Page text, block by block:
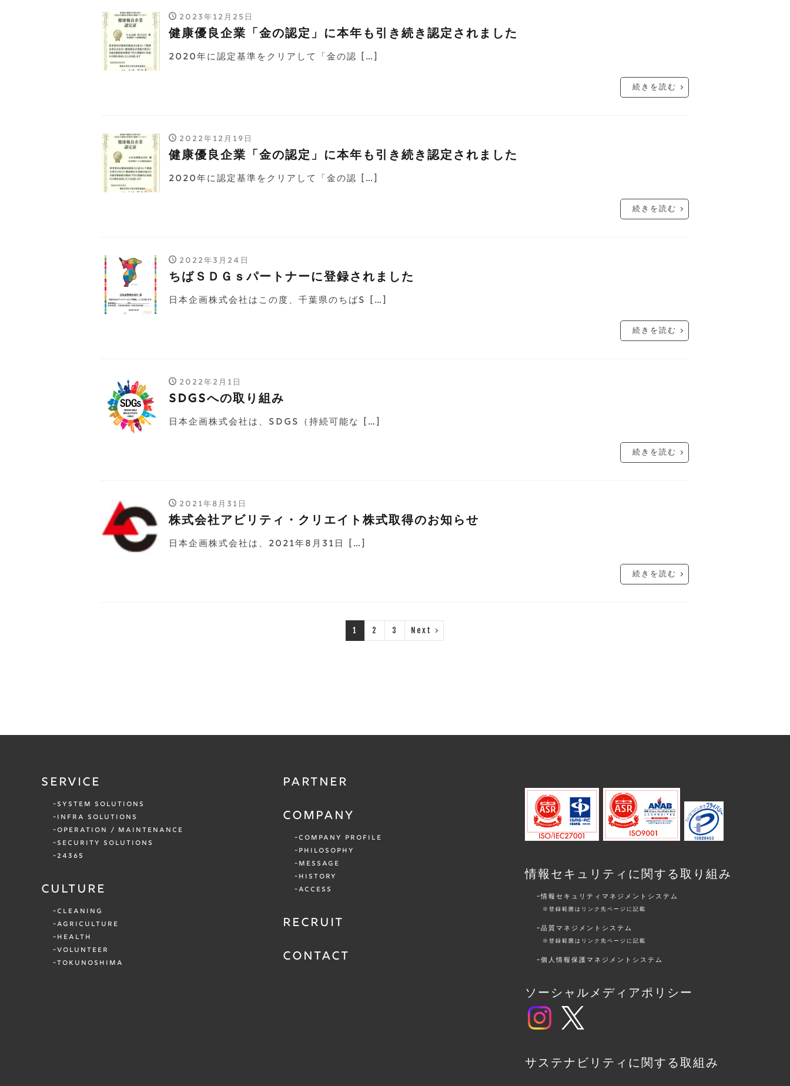
2023年12月25日
健康優良企業「金の認定」に本年も引き続き認定されました
2020年に認定基準をクリアして「金の認 […]
続きを読む
2022年12月19日
健康優良企業「金の認定」に本年も引き続き認定されました
2020年に認定基準をクリアして「金の認 […]
続きを読む
2022年3月24日
ちばＳＤＧｓパートナーに登録されました
日本企画株式会社はこの度、千葉県のちばS […]
続きを読む
2022年2月1日
SDGsへの取り組み
日本企画株式会社は、SDGs（持続可能な […]
続きを読む
2021年8月31日
株式会社アビリティ・クリエイト株式取得のお知らせ
日本企画株式会社は、2021年8月31日 […]
続きを読む
1 2 3 Next
SERVICE
SYSTEM SOLUTIONS
INFRA SOLUTIONS
OPERATION / MAINTENANCE
SECURITY SOLUTIONS
24365
CULTURE
CLEANING
AGRICULTURE
HEALTH
VOLUNTEER
TOKUNOSHIMA
PARTNER
COMPANY
COMPANY PROFILE
PHILOSOPHY
MESSAGE
HISTORY
ACCESS
RECRUIT
CONTACT
情報セキュリティに関する取り組み
情報セキュリティマネジメントシステム
※登録範囲はリンク先ページに記載
品質マネジメントシステム
※登録範囲はリンク先ページに記載
個人情報保護マネジメントシステム
ソーシャルメディアポリシー
サステナビリティに関する取組み